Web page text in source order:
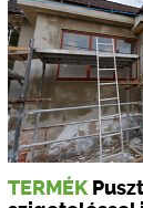
TERMÉK